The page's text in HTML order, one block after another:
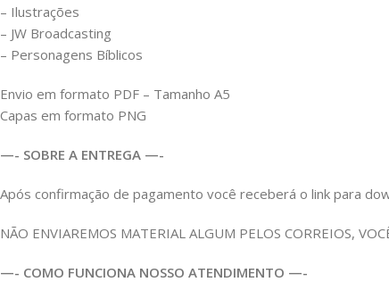
– Ilustrações
– JW Broadcasting
– Personagens Bíblicos
Envio em formato PDF – Tamanho A5
Capas em formato PNG
—- SOBRE A ENTREGA —-
Após confirmação de pagamento você receberá o link para
NÃO ENVIAREMOS MATERIAL ALGUM PELOS CORREIOS,
—- COMO FUNCIONA NOSSO ATENDIMENTO —-